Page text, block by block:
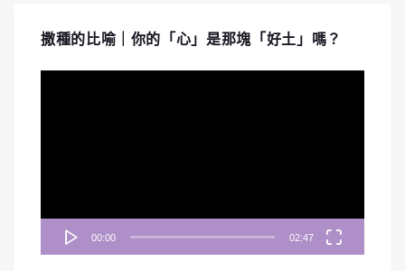
撒種的比喻｜你的「心」是那塊「好土」嗎？
00:00 02:47